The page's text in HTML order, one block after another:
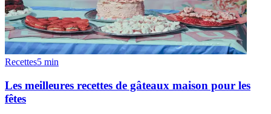
Recettes5 min
Les meilleures recettes de gâteaux maison pour les
fêtes